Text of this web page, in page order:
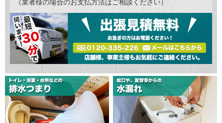
（業者様の場合のお支払方法はご相談ください）